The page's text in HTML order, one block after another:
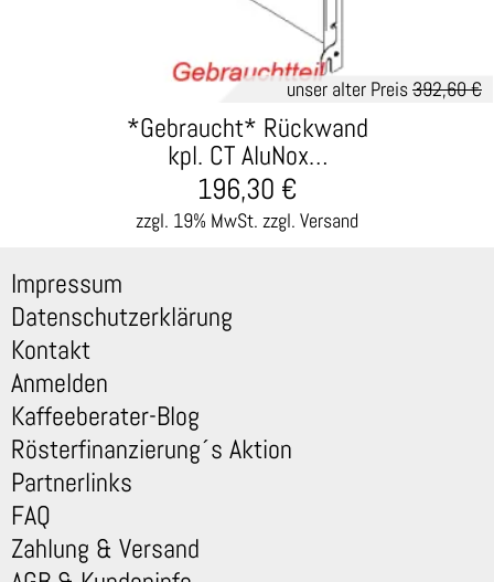
unser alter Preis392,60 €
*Gebraucht* Rückwand
kpl. CT AluNox…
zzgl. 19% MwSt. zzgl. Versand
196,30 €
Impressum
Datenschutzerklärung
Kontakt
Anmelden
Kaffeeberater-Blog
Rösterfinanzierung´s Aktion
Partnerlinks
FAQ
Zahlung & Versand